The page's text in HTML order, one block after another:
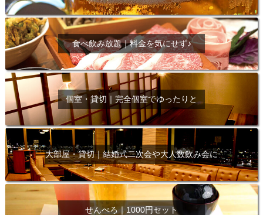
食べ飲み放題｜料金を気にせず♪
個室・貸切｜完全個室でゆったりと
大部屋・貸切｜結婚式二次会や大人数飲み会に
せんべろ｜1000円セット